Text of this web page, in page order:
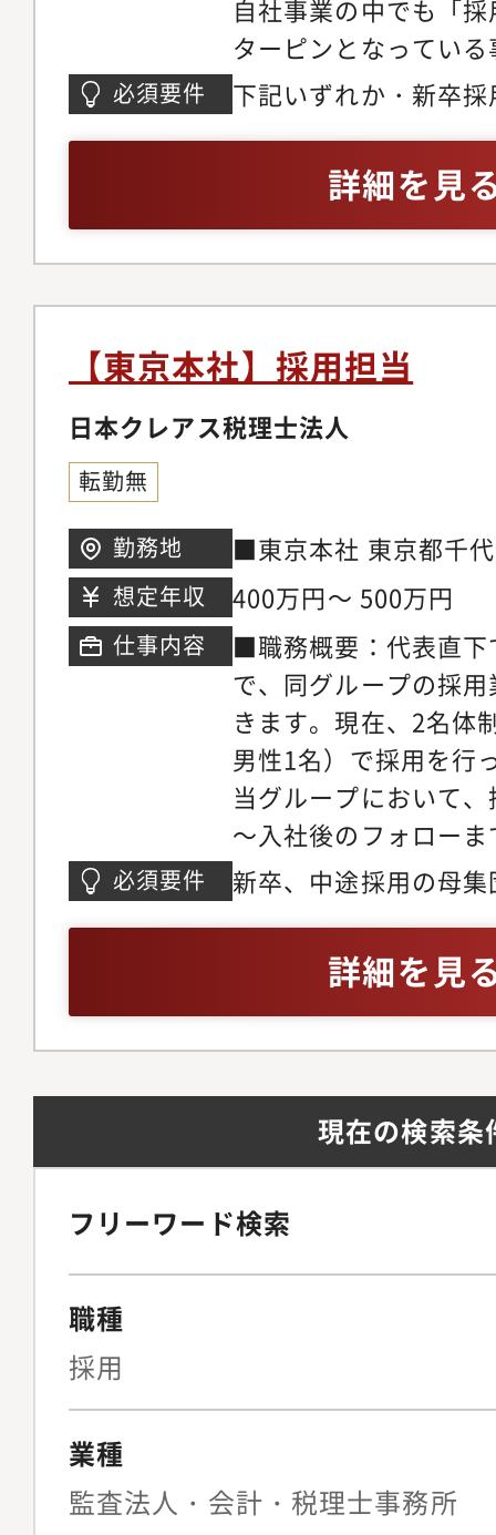
自社事業の中でも「
ターピンとなってい
重要なテーマになっ
用から労務管理まで
この2?3年で会計以
M&Aによるグループ
内の全事業またがる
を強化してきました
いては、各事業が独
ら実行までを担って
きていない状況です
ディングを活かした
ターンや内定者のフ
のオンボーディング
できていないことか
まれています。会計
業が複数生まれ、従
たグループのフェー
全体で新卒採用を戦
横断した採用活動を
じています。【具体
レーション管理、業
ジメントをお任せし
20代のメンバーを中
労務2名）が兼務しな
ていますが、グルー
効果的に行えるよう
せします。・新卒採
用市場のマーケット
した母集団形成（エ
ルーティングプロセ
必須要件
下記いずれか・新卒
方・営業のご経験を
ングのご経験をお持
詳細を見
【東京本社】採用担当
日本クレアス税理士法人
転勤無
勤務地
■東京本社 東京都千
号 霞が関ビルディン
想定年収 400万円～ 500万円
仕事内容
■職務概要：代表直下
で、同グループの採
きます。現在、2名体
男性1名）で採用を行
当グループにおいて
～入社後のフォロー
頂きます。経験より
ビスを提供している
様と長い関係性を築
補者様へお伝えして
いただける方を歓迎
細：・中途採用業務
営・対応、既存の人
規開拓、面接対応、
卒採用（募集媒体の
母集団の形成、会社
どの採用事務、面接
必須要件
新卒、中途採用の母
方・人事面談のご経
詳細を見
現在の検索条
フリーワード検索
職種
採用
業種
監査法人・会計・税理士事務所